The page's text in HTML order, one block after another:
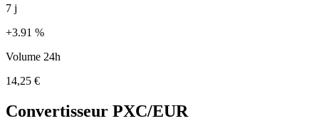
7 j
+3.91 %
Volume 24h
14,25 €
Convertisseur PXC/EUR